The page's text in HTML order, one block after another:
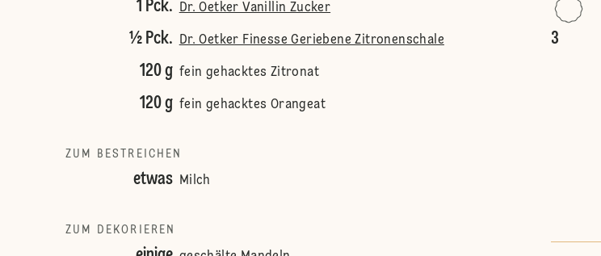
1 Pck. Dr. Oetker Vanillin Zucker
½ Pck. Dr. Oetker Finesse Geriebene Zitronenschale
120 g fein gehacktes Zitronat
120 g fein gehacktes Orangeat
ZUM BESTREICHEN
etwas Milch
ZUM DEKORIEREN
3